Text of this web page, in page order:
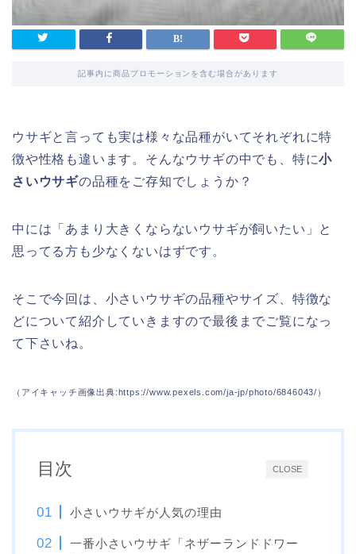
記事内に商品プロモーションを含む場合があります
ウサギと言っても実は様々な品種がいてそれぞれに特
徴や性格も違います。そんなウサギの中でも、特に小
さいウサギの品種をご存知でしょうか？
中には「あまり大きくならないウサギが飼いたい」と
思ってる方も少なくないはずです。
そこで今回は、小さいウサギの品種やサイズ、特徴な
どについて紹介していきますので最後までご覧になっ
て下さいね。
（アイキャッチ画像出典:https://www.pexels.com/ja-jp/photo/6846043/）
CLOSE
目次
小さいウサギが人気の理由
一番小さいウサギ「ネザーランドドワー